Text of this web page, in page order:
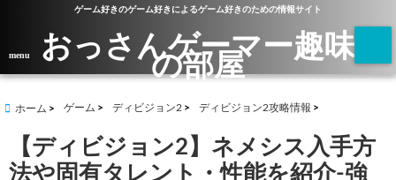
ゲーム好きのゲーム好きによるゲーム好きのための情報サイト
menu おっさんゲーマー趣味
の部屋
ホーム ゲーム ディビジョン2 ディビジョン2攻略情報
【ディビジョン2】ネメシス入手方
法や固有タレント・性能を紹介-強